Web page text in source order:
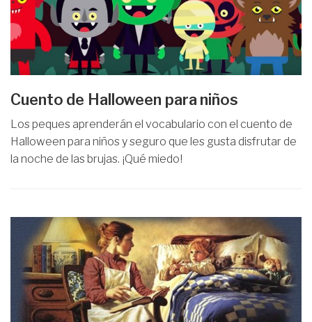
Cuento de Halloween para niños
Los peques aprenderán el vocabulario con el cuento de
Halloween para niños y seguro que les gusta disfrutar de
la noche de las brujas. ¡Qué miedo!